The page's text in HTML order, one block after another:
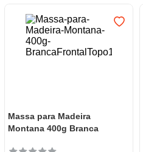
Massa para Madeira
Montana 400g Branca
8º panelas
9º varal
10º caneca